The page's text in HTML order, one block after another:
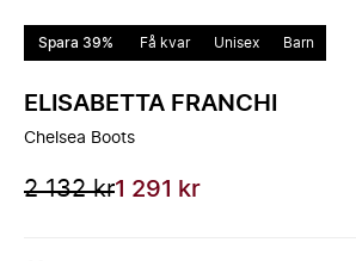
Spara 39% Få kvar Unisex Barn
ELISABETTA FRANCHI
Chelsea Boots
2 132 kr1 291 kr